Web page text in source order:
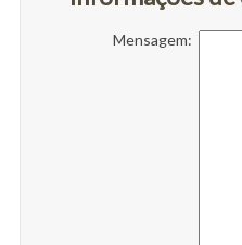
Mensagem: